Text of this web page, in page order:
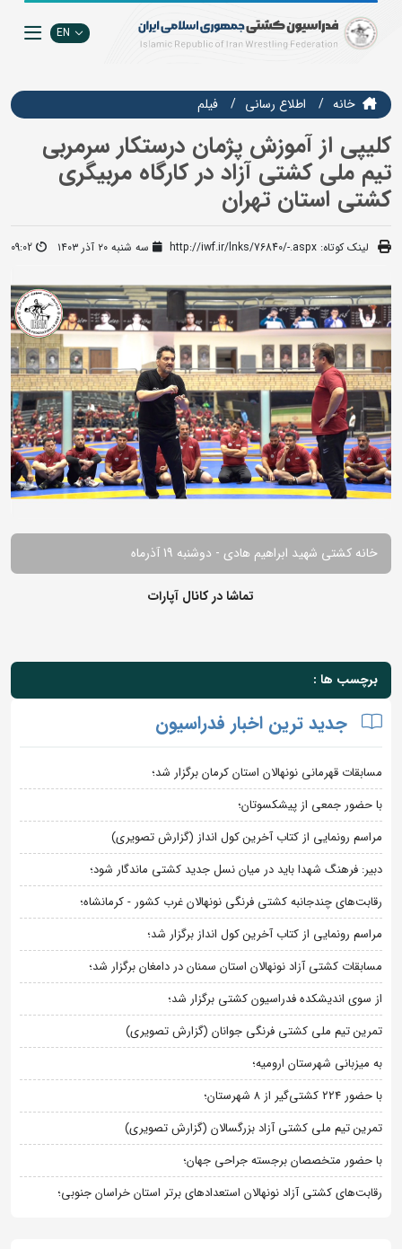
EN
خانه اطلاع رسانی فيلم
کلیپی از آموزش پژمان درستکار سرمربی
تیم ملی کشتی آزاد در کارگاه مربیگری
کشتی استان تهران
لینک کوتاه: http://iwf.ir/lnks/76840/-.aspx سه شنبه ۲۰ آذر ۱۴۰۳ 09:02
خانه کشتی شهید ابراهیم هادی - دوشنبه 19 آذرماه
تماشا در کانال آپارات
برچسب ها :
جدید ترین اخبار فدراسیون
مسابقات قهرمانی نونهالان استان کرمان برگزار شد؛
با حضور جمعی از پیشکسوتان؛
مراسم رونمایی از کتاب آخرین کول انداز (گزارش تصویری)
دبیر: فرهنگ شهدا باید در میان نسل جدید کشتی ماندگار شود؛
رقابت‌های چندجانبه کشتی فرنگی نونهالان غرب کشور - کرمانشاه؛
مراسم رونمایی از کتاب آخرین کول انداز برگزار شد؛
مسابقات کشتی آزاد نونهالان استان سمنان در دامغان برگزار شد؛
از سوی اندیشکده فدراسیون کشتی برگزار شد؛
تمرین تیم ملی کشتی فرنگی جوانان (گزارش تصویری)
به میزبانی شهرستان ارومیه؛
با حضور ۲۲۴ کشتی‌گیر از ۸ شهرستان؛
تمرین تیم ملی کشتی آزاد بزرگسالان (گزارش تصویری)
با حضور متخصصان برجسته جراحی جهان؛
رقابت‌های کشتی آزاد نونهالان استعدادهای برتر استان خراسان جنوبی؛